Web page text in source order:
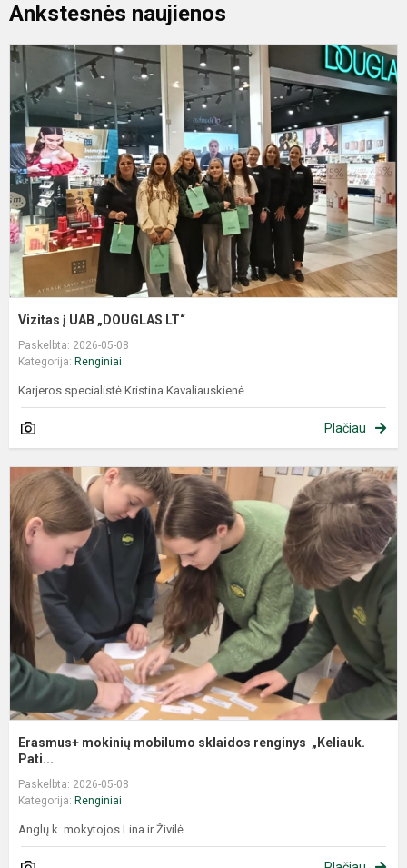
Ankstesnės naujienos
Vizitas į UAB „DOUGLAS LT“
Paskelbta: 2026-05-08
Kategorija: Renginiai
Karjeros specialistė Kristina Kavaliauskienė
Plačiau
Erasmus+ mokinių mobilumo sklaidos renginys „Keliauk.
Pati...
Paskelbta: 2026-05-08
Kategorija: Renginiai
Anglų k. mokytojos Lina ir Živilė